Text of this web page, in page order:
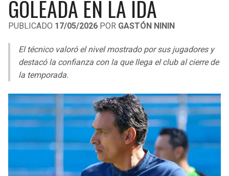
LIGA DE EXPANSIÓN MX
LEAGUES CUP
UEFA EUROPA LEAGUE
UEFA CONFERENCE LEAGUE
MLS
COPA LIBERTADORES
COPA SUDAMERICANA
LIGA BETPLAY
OTRAS LIGAS
RAIDERS
CHARGERS
RAVENS
BENGALS
CAVALIERS
PISTONS
PACERS
BUCKS
GOLEADA EN LA IDA
PUBLICADO 17/05/2026 POR GASTÓN NININ
El técnico valoró el nivel mostrado por sus jugadores y
destacó la confianza con la que llega el club al cierre de
la temporada.